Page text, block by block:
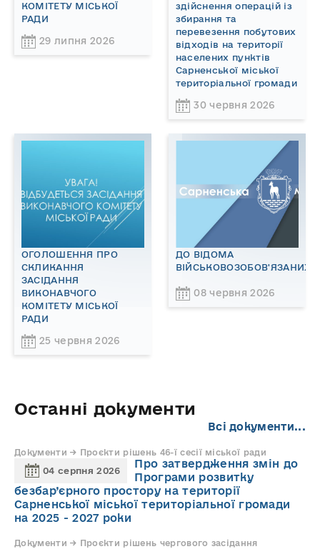
КОМІТЕТУ МІСЬКОЇ
РАДИ
29 липня 2026
здійснення операцій із
збирання та
перевезення побутових
відходів на території
населених пунктів
Сарненської міської
територіальної громади
30 червня 2026
ОГОЛОШЕННЯ ПРО
СКЛИКАННЯ
ЗАСІДАННЯ
ВИКОНАВЧОГО
КОМІТЕТУ МІСЬКОЇ
РАДИ
25 червня 2026
ДО ВІДОМА
ВІЙСЬКОВОЗОБОВ'ЯЗАНИХ!
08 червня 2026
Останні документи
Всі документи...
Документи → Проєкти рішень 46-ї сесії міської ради
04 серпня 2026
Про затвердження змін до
Програми розвитку
безбар’єрного простору на території
Сарненської міської територіальної громади
на 2025 - 2027 роки
Документи → Проєкти рішень чергового засідання